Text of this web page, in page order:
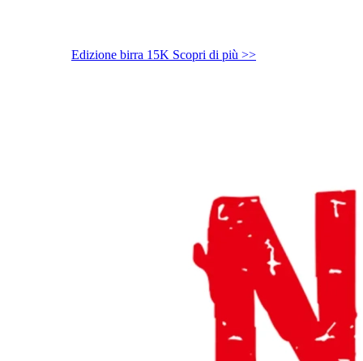
Edizione birra 15K Scopri di più >>